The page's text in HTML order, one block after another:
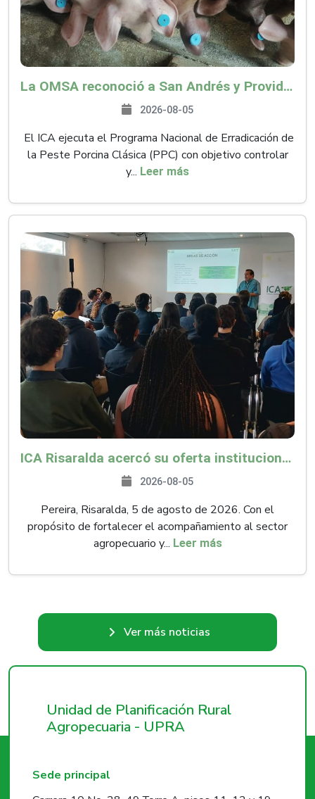
La OMSA reconoció a San Andrés y Providencia como zona libre de Peste Porcina Clásica (PPC)
2026-08-05
El ICA ejecuta el Programa Nacional de Erradicación de
la Peste Porcina Clásica (PPC) con objetivo controlar
y... Leer más
ICA Risaralda acercó su oferta institucional a productores y emprendedores en Expocamello
2026-08-05
Pereira, Risaralda, 5 de agosto de 2026. Con el
propósito de fortalecer el acompañamiento al sector
agropecuario y... Leer más
Ver más noticias
Unidad de Planificación Rural
Agropecuaria - UPRA
Sede principal